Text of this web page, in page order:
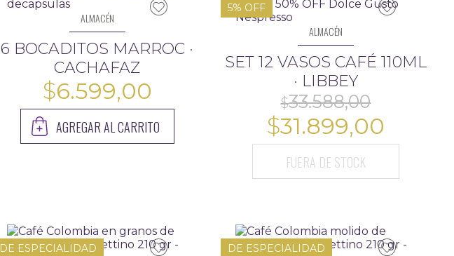
ALMACÉN
6 BOCADITOS MARROC ·
CACHAFAZ
$6.599,00
AGREGAR AL CARRITO
5% OFF
ALMACÉN
SET 12 VASOS CAFÉ 110ML
· LIBBEY
El
precio
era:
$31.899,00
precio
actual
FUERA DE STOCK
DE ESPECIALIDAD DE ESPECIALIDAD